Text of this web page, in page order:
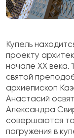
Купель
проекту
начале ХХ века.
святой
архиепископ
Анастасий
Александра
совершаются
погружения в